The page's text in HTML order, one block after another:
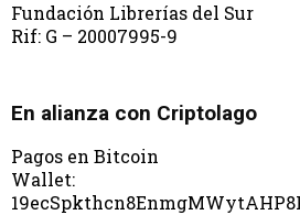
Fundación Librerías del Sur
Rif: G – 20007995-9
En alianza con Criptolago
Pagos en Bitcoin
Wallet: